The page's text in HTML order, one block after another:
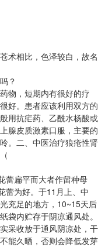
术相比，色泽较白，故名
？
物，短期内有很好的疗
好。患者应该利用双方的
用抗疟药、乙酰水杨酸或
腺皮质激素口服，主要的
。二、中医治疗狼疮性肾
蕾扁平而大者作留种母
蕾为好。于11月上、中
充足的地方，10~15天后
袋内贮存于阴凉通风处。
采收放于通风阴凉处，干
能久晒，否则会降低发芽